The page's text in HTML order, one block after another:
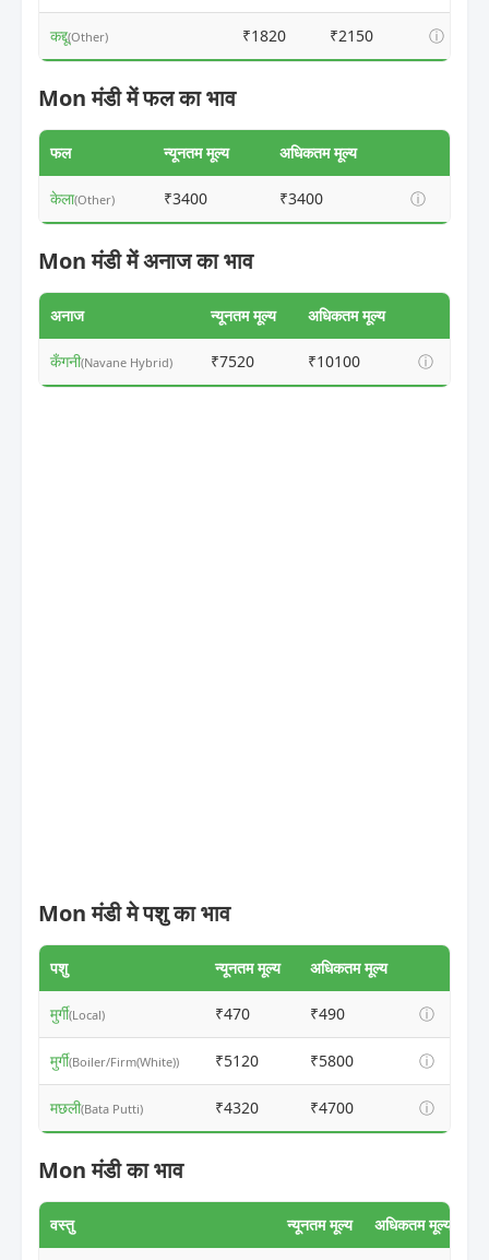
कद्दू(Other) ₹1820 ₹2150 ⓘ
Mon मंडी में फल का भाव
फल न्यूनतम मूल्य अधिकतम मूल्य
केला(Other) ₹3400 ₹3400 ⓘ
Mon मंडी में अनाज का भाव
अनाज न्यूनतम मूल्य अधिकतम मूल्य
कँगनी(Navane Hybrid) ₹7520 ₹10100 ⓘ
Mon मंडी मे पशु का भाव
पशु न्यूनतम मूल्य अधिकतम मूल्य
मुर्गी(Local) ₹470 ₹490 ⓘ
मुर्गी(Boiler/Firm(White)) ₹5120 ₹5800 ⓘ
मछली(Bata Putti) ₹4320 ₹4700 ⓘ
Mon मंडी का भाव
वस्तु न्यूनतम मूल्य अधिकतम मूल्य